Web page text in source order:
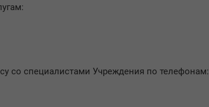
со специалистами Учреждения по телефонам: